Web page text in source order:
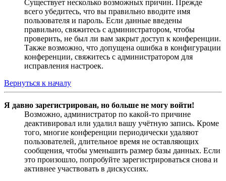
Существует несколько возможных причин. Прежде
всего убедитесь, что вы правильно вводите имя
пользователя и пароль. Если данные введены
правильно, свяжитесь с администратором, чтобы
проверить, не был ли вам закрыт доступ к конференции.
Также возможно, что допущена ошибка в конфигурации
конференции, свяжитесь с администратором для
исправления настроек.
Вернуться к началу
Я давно зарегистрирован, но больше не могу войти!
Возможно, администратор по какой-то причине
деактивировал или удалил вашу учётную запись. Кроме
того, многие конференции периодически удаляют
пользователей, длительное время не оставляющих
сообщения, чтобы уменьшить размер базы данных. Если
это произошло, попробуйте зарегистрироваться снова и
активнее участвовать в дискуссиях.